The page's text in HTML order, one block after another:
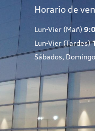
Horario de
Lun-Vier (Mañ)
Lun-Vier (Tardes)
Sábados,